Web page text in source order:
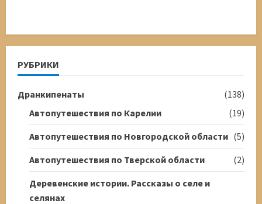
РУБРИКИ
Дранкипенаты
(138)
Автопутешествия по Карелии
(19)
Автопутешествия по Новгородской области (5)
Автопутешествия по Тверской области
(2)
Деревенские истории. Рассказы о селе и
селянах